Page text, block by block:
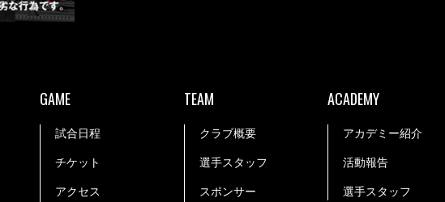
GAME
試合日程
チケット
アクセス
TEAM
クラブ概要
選手スタッフ
スポンサー
ACADEMY
アカデミー紹介
活動報告
選手スタッフ